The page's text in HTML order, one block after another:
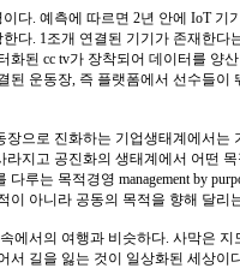
다. 예측에 따르면 2년 안에 IoT 기
다. 1조개 연결된 기기가 존재한다
화된 cc tv가 장착되어 데이터를 양
된 운동장, 즉 플랫폼에서 선수들이
으로 진화하는 기업생태계에서는
지고 공진화의 생태계에서 어떤
루는 목적경영 management by
이 아니라 공동의 목적을 향해 달리
에서의 여행과 비슷하다. 사막은
서 길을 잃는 것이 일상화된 세상이